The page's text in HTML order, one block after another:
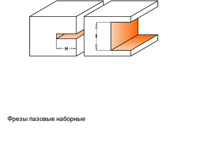
Фрезы пазовые наборные